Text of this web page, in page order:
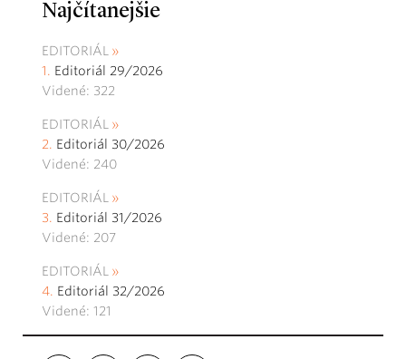
Najčítanejšie
EDITORIÁL
Editoriál 29/2026
Videné: 322
EDITORIÁL
Editoriál 30/2026
Videné: 240
EDITORIÁL
Editoriál 31/2026
Videné: 207
EDITORIÁL
Editoriál 32/2026
Videné: 121